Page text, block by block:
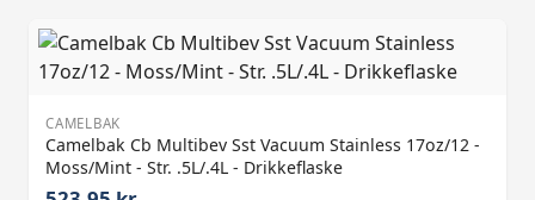
CAMELBAK
Camelbak Cb Multibev Sst Vacuum Stainless 17oz/12 -
Moss/Mint - Str. .5L/.4L - Drikkeflaske